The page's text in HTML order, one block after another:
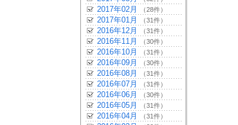
2017年02月 （28件）
2017年01月 （31件）
2016年12月 （31件）
2016年11月 （30件）
2016年10月 （31件）
2016年09月 （30件）
2016年08月 （31件）
2016年07月 （31件）
2016年06月 （30件）
2016年05月 （31件）
2016年04月 （31件）